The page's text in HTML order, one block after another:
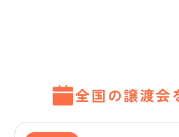
全国の譲渡会